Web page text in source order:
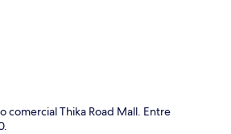
comercial Thika Road Mall. Entre